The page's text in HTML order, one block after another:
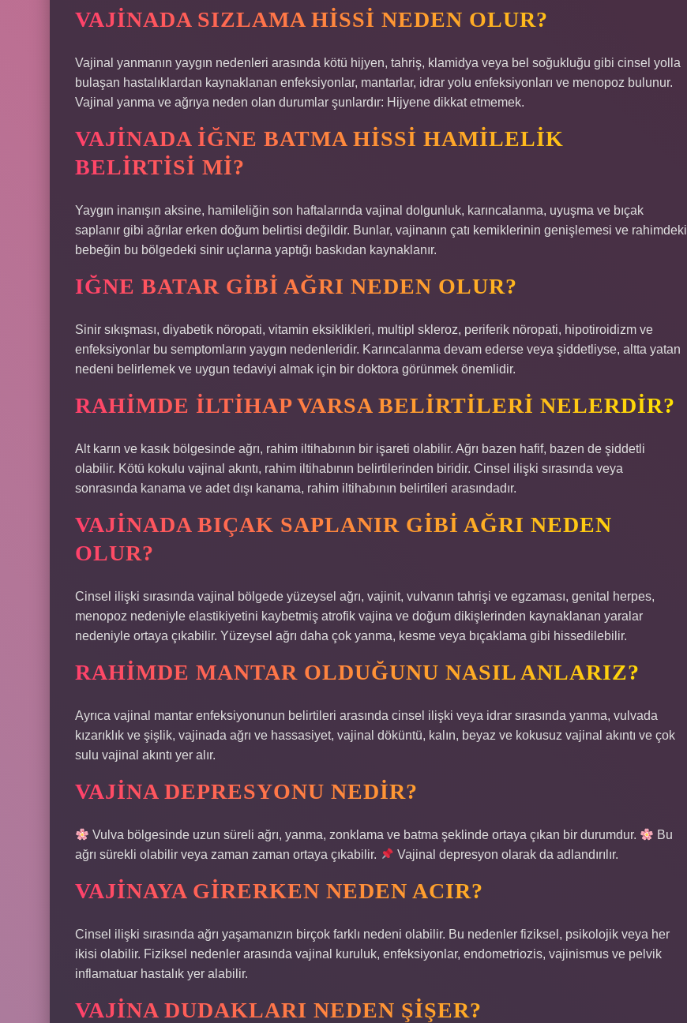
VAJINADA SIZLAMA HISSI NEDEN OLUR?
Vajinal yanmanın yaygın nedenleri arasında kötü hijyen, tahriş, klamidya veya bel soğukluğu gibi cinsel yolla
bulaşan hastalıklardan kaynaklanan enfeksiyonlar, mantarlar, idrar yolu enfeksiyonları ve menopoz bulunur.
Vajinal yanma ve ağrıya neden olan durumlar şunlardır: Hijyene dikkat etmemek.
VAJINADA IĞNE BATMA HISSI HAMILELIK
BELIRTISI MI?
Yaygın inanışın aksine, hamileliğin son haftalarında vajinal dolgunluk, karıncalanma, uyuşma ve bıçak
saplanır gibi ağrılar erken doğum belirtisi değildir. Bunlar, vajinanın çatı kemiklerinin genişlemesi ve rahimdeki
bebeğin bu bölgedeki sinir uçlarına yaptığı baskıdan kaynaklanır.
IĞNE BATAR GIBI AĞRI NEDEN OLUR?
Sinir sıkışması, diyabetik nöropati, vitamin eksiklikleri, multipl skleroz, periferik nöropati, hipotiroidizm ve
enfeksiyonlar bu semptomların yaygın nedenleridir. Karıncalanma devam ederse veya şiddetliyse, altta yatan
nedeni belirlemek ve uygun tedaviyi almak için bir doktora görünmek önemlidir.
RAHIMDE ILTIHAP VARSA BELIRTILERI NELERDIR?
Alt karın ve kasık bölgesinde ağrı, rahim iltihabının bir işareti olabilir. Ağrı bazen hafif, bazen de şiddetli
olabilir. Kötü kokulu vajinal akıntı, rahim iltihabının belirtilerinden biridir. Cinsel ilişki sırasında veya
sonrasında kanama ve adet dışı kanama, rahim iltihabının belirtileri arasındadır.
VAJINADA BIÇAK SAPLANIR GIBI AĞRI NEDEN
OLUR?
Cinsel ilişki sırasında vajinal bölgede yüzeysel ağrı, vajinit, vulvanın tahrişi ve egzaması, genital herpes,
menopoz nedeniyle elastikiyetini kaybetmiş atrofik vajina ve doğum dikişlerinden kaynaklanan yaralar
nedeniyle ortaya çıkabilir. Yüzeysel ağrı daha çok yanma, kesme veya bıçaklama gibi hissedilebilir.
RAHIMDE MANTAR OLDUĞUNU NASIL ANLARIZ?
Ayrıca vajinal mantar enfeksiyonunun belirtileri arasında cinsel ilişki veya idrar sırasında yanma, vulvada
kızarıklık ve şişlik, vajinada ağrı ve hassasiyet, vajinal döküntü, kalın, beyaz ve kokusuz vajinal akıntı ve çok
sulu vajinal akıntı yer alır.
VAJINA DEPRESYONU NEDIR?
Vulva bölgesinde uzun süreli ağrı, yanma, zonklama ve batma şeklinde ortaya çıkan bir durumdur.
Bu
ağrı sürekli olabilir veya zaman zaman ortaya çıkabilir.
Vajinal depresyon olarak da adlandırılır.
VAJINAYA GIRERKEN NEDEN ACIR?
Cinsel ilişki sırasında ağrı yaşamanızın birçok farklı nedeni olabilir. Bu nedenler fiziksel, psikolojik veya her
ikisi olabilir. Fiziksel nedenler arasında vajinal kuruluk, enfeksiyonlar, endometriozis, vajinismus ve pelvik
inflamatuar hastalık yer alabilir.
VAJINA DUDAKLARI NEDEN ŞIŞER?